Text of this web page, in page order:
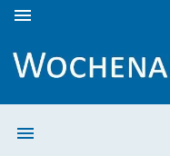
menu
menu